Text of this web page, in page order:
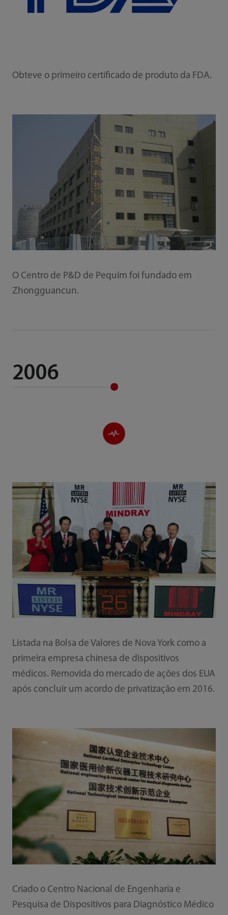
Obteve o primeiro certificado de produto da FDA.
O Centro de P&D de Pequim foi fundado em
Zhongguancun.
2006
Listada na Bolsa de Valores de Nova York como a
primeira empresa chinesa de dispositivos
médicos. Removida do mercado de ações dos EUA
após concluir um acordo de privatização em 2016.
Criado o Centro Nacional de Engenharia e
Pesquisa de Dispositivos para Diagnóstico Médico